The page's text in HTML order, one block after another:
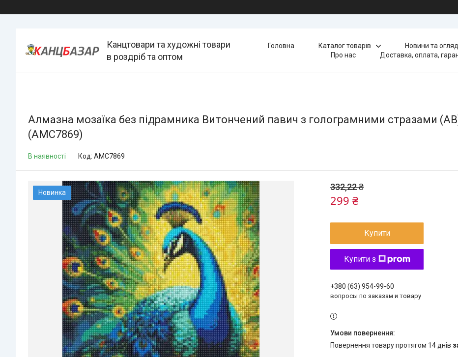
Канцтовари та художні товари
в роздріб та оптом
Головна Каталог товарів Новини та
Про нас
Доставка, оплата,
Алмазна мозаїка без підрамника Витончений павич з голограмними стразами
(AMC7869)
В наявності Код: AMC7869
Новинка
332,22 ₴
299 ₴
Купити
Купити з
+380 (63) 954-99-60
вопросы по заказам и товару
повернення товару протягом 14 днів